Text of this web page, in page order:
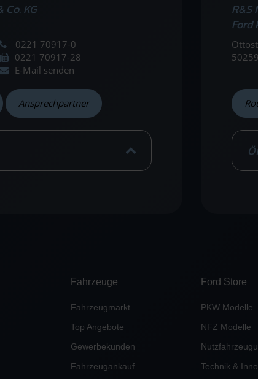
Co. KG
0221 70917-0
0221 70917-28
E-Mail senden
Ansprechpartner
R&S
Ford
Fahrzeuge
Fahrzeugmarkt
Top Angebote
Gewerbekunden
Fahrzeugankauf
Ford Store
PKW Modelle
NFZ Modelle
Technik &